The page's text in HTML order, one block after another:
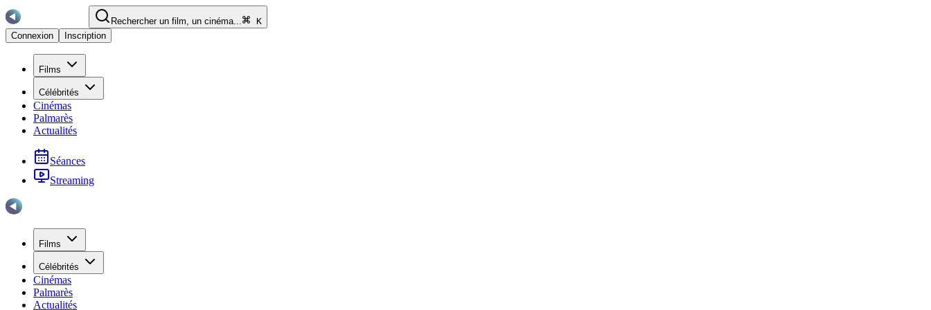
Rechercher un film, un cinéma...
K
Connexion
Inscription
Films
Célébrités
Cinémas
Palmarès
Actualités
Séances
Streaming
Films
Célébrités
Cinémas
Palmarès
Actualités